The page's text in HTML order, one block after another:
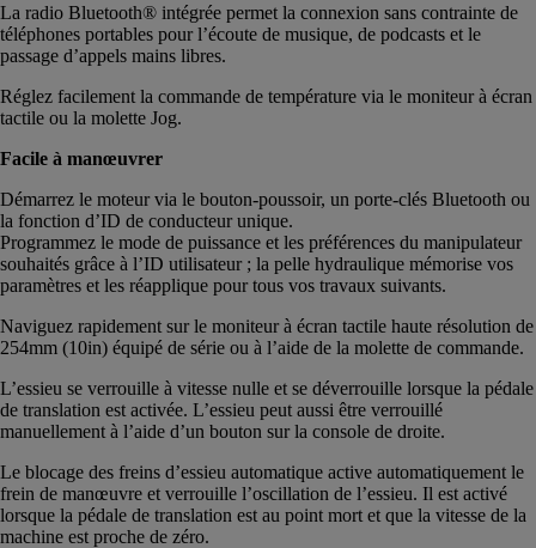
La radio Bluetooth® intégrée permet la connexion sans contrainte de
téléphones portables pour l’écoute de musique, de podcasts et le
passage d’appels mains libres.
Réglez facilement la commande de température via le moniteur à écran
tactile ou la molette Jog.
Facile à manœuvrer
Démarrez le moteur via le bouton-poussoir, un porte-clés Bluetooth ou
la fonction d’ID de conducteur unique.
Programmez le mode de puissance et les préférences du manipulateur
souhaités grâce à l’ID utilisateur ; la pelle hydraulique mémorise vos
paramètres et les réapplique pour tous vos travaux suivants.
Naviguez rapidement sur le moniteur à écran tactile haute résolution de
254mm (10in) équipé de série ou à l’aide de la molette de commande.
L’essieu se verrouille à vitesse nulle et se déverrouille lorsque la pédale
de translation est activée. L’essieu peut aussi être verrouillé
manuellement à l’aide d’un bouton sur la console de droite.
Le blocage des freins d’essieu automatique active automatiquement le
frein de manœuvre et verrouille l’oscillation de l’essieu. Il est activé
lorsque la pédale de translation est au point mort et que la vitesse de la
machine est proche de zéro.